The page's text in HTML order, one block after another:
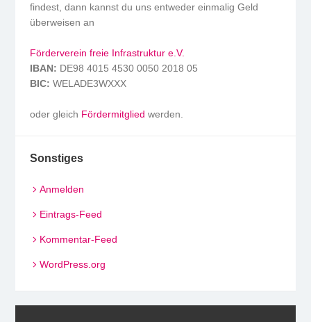
findest, dann kannst du uns entweder einmalig Geld
überweisen an
Förderverein freie Infrastruktur e.V.
IBAN: DE98 4015 4530 0050 2018 05
BIC: WELADE3WXXX
oder gleich Fördermitglied werden.
Sonstiges
Anmelden
Eintrags-Feed
Kommentar-Feed
WordPress.org